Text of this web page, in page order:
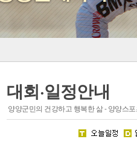
체육시설
·
·
스
·
·
대회·일정안내
양양군민의 건강하고 행복한 삶 - 양양스